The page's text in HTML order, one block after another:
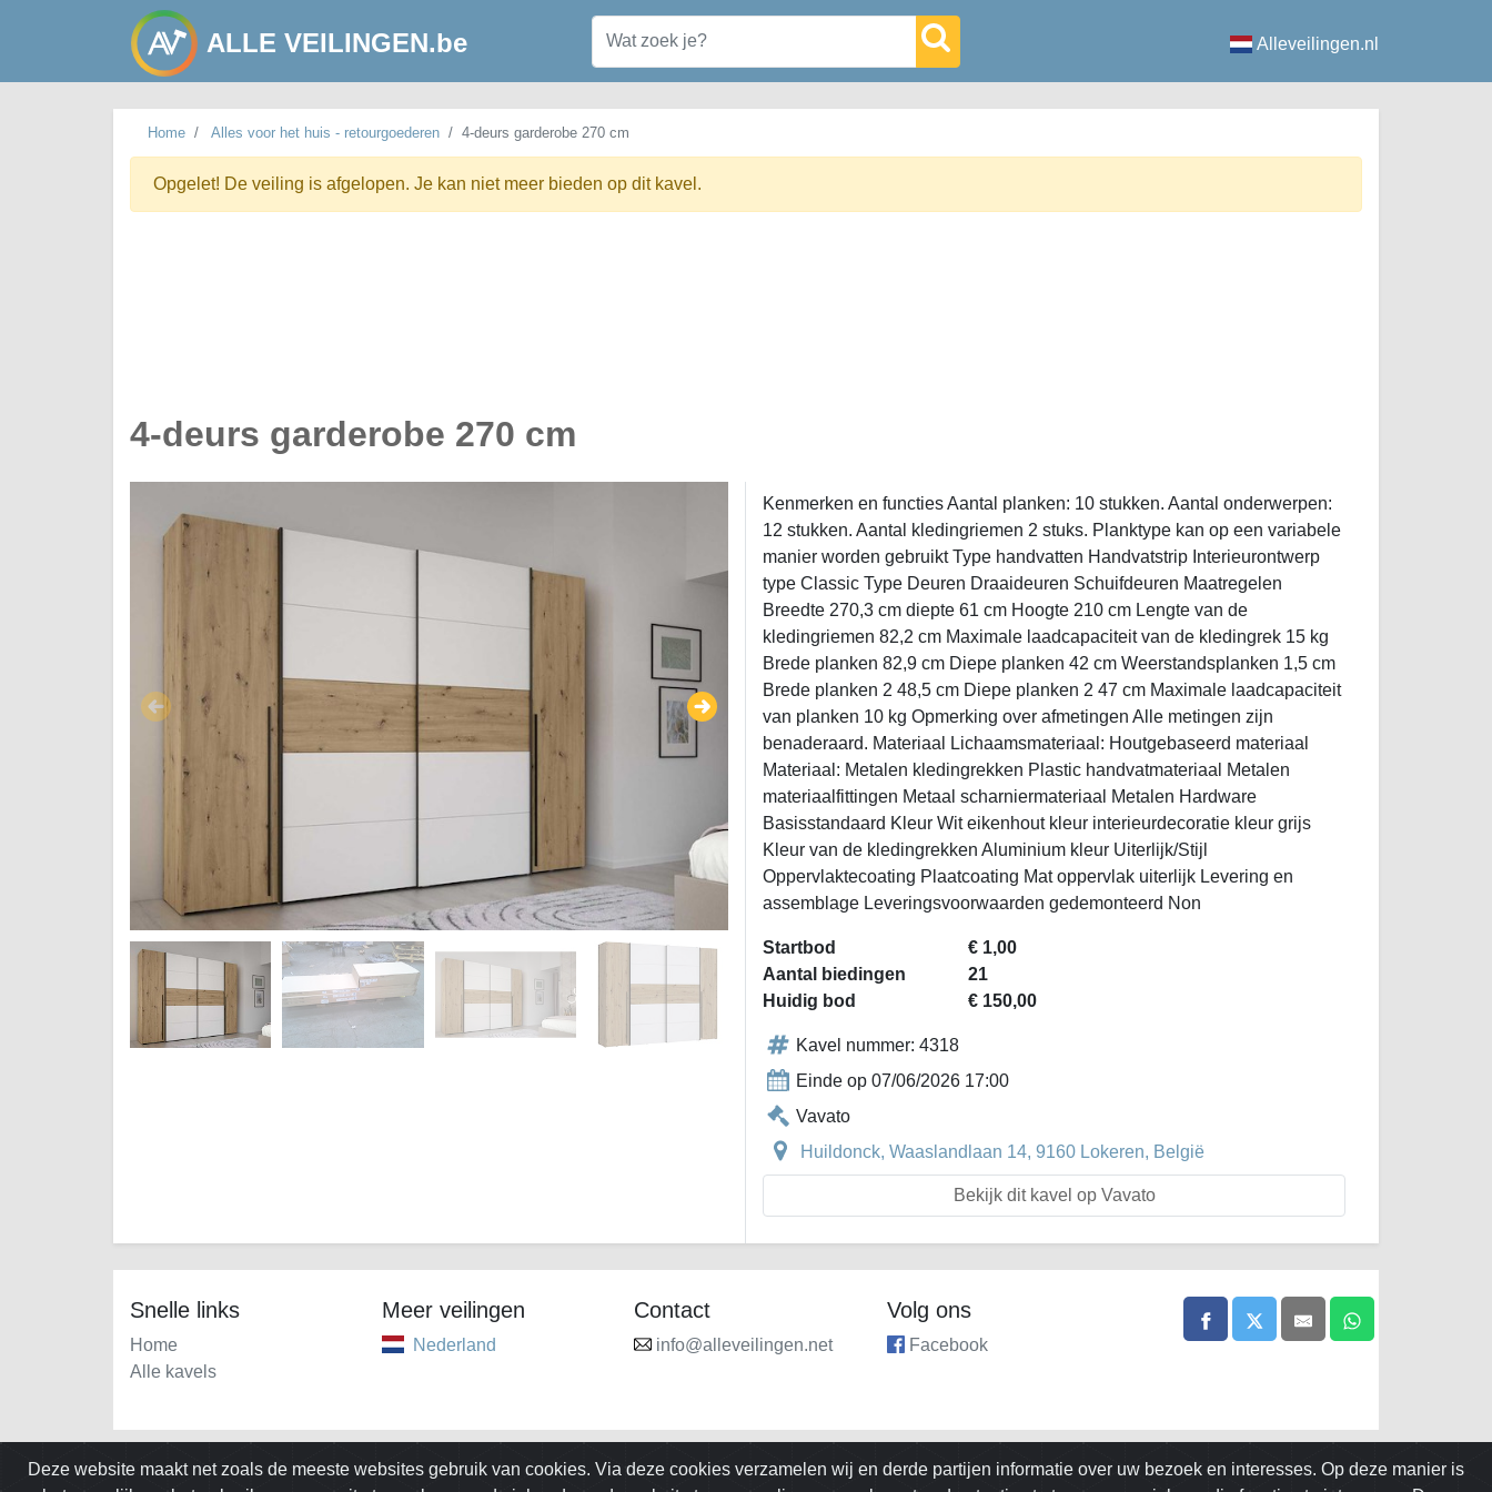
ALLE VEILINGEN.be Alleveilingen.nl
Home Alles voor het huis - retourgoederen 4-deurs garderobe 270 cm
Opgelet! De veiling is afgelopen. Je kan niet meer bieden op dit kavel.
4-deurs garderobe 270 cm
Kenmerken en functies Aantal planken: 10 stukken. Aantal onderwerpen:
12 stukken. Aantal kledingriemen 2 stuks. Planktype kan op een variabele
manier worden gebruikt Type handvatten Handvatstrip Interieurontwerp
type Classic Type Deuren Draaideuren Schuifdeuren Maatregelen
Breedte 270,3 cm diepte 61 cm Hoogte 210 cm Lengte van de
kledingriemen 82,2 cm Maximale laadcapaciteit van de kledingrek 15 kg
Brede planken 82,9 cm Diepe planken 42 cm Weerstandsplanken 1,5 cm
Brede planken 2 48,5 cm Diepe planken 2 47 cm Maximale laadcapaciteit
van planken 10 kg Opmerking over afmetingen Alle metingen zijn
benaderaard. Materiaal Lichaamsmateriaal: Houtgebaseerd materiaal
Materiaal: Metalen kledingrekken Plastic handvatmateriaal Metalen
materiaalfittingen Metaal scharniermateriaal Metalen Hardware
Basisstandaard Kleur Wit eikenhout kleur interieurdecoratie kleur grijs
Kleur van de kledingrekken Aluminium kleur Uiterlijk/Stijl
Oppervlaktecoating Plaatcoating Mat oppervlak uiterlijk Levering en
assemblage Leveringsvoorwaarden gedemonteerd Non
Startbod
€ 1,00
Aantal biedingen
21
Huidig bod
€ 150,00
Kavel nummer: 4318
Einde op 07/06/2026 17:00
Vavato
Huildonck, Waaslandlaan 14, 9160 Lokeren, België
Bekijk dit kavel op Vavato
Snelle links
Home
Alle kavels
Meer veilingen
Nederland
Contact
info@alleveilingen.net
Volg ons
Facebook
Deze website maakt net zoals de meeste websites gebruik van cookies. Via deze cookies verzamelen wij en derde partijen informatie over uw bezoek en interesses. Op deze manier is